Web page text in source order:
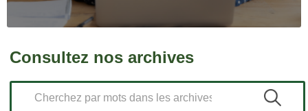
Consultez nos archives